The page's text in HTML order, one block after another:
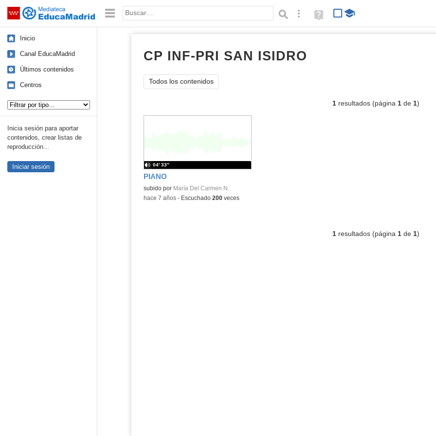
Saltar navegación Palabra o frase: Búsqueda avanzada
Ayuda
(en
Inicio
Canal EducaMadrid
Últimos contenidos
Centros
Inicia sesión para aportar
contenidos, crear listas de
reproducción...
Iniciar sesión
CP INF-PRI SAN ISIDRO
Todos los contenidos
1resultados (página 1de 1)
PIANO
subido por María Del Carmen N.
04′ 33″
-hace 7 años- Escuchado 200veces
1resultados (página 1de 1)